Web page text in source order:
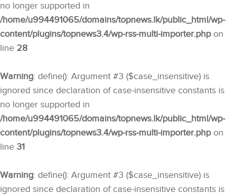
no longer supported in
/home/u994491065/domains/topnews.lk/public_html/wp-
content/plugins/topnews3.4/wp-rss-multi-importer.phpon
line 28
Warning: define(): Argument #3 ($case_insensitive) is
ignored since declaration of case-insensitive constants is
no longer supported in
/home/u994491065/domains/topnews.lk/public_html/wp-
content/plugins/topnews3.4/wp-rss-multi-importer.phpon
line 31
Warning: define(): Argument #3 ($case_insensitive) is
ignored since declaration of case-insensitive constants is